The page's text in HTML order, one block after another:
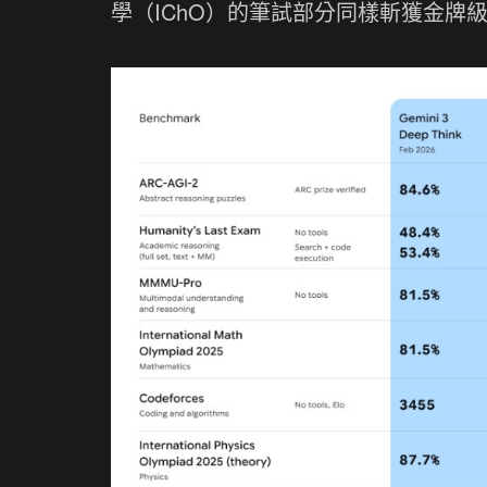
學（IChO）的筆試部分同樣斬獲金牌